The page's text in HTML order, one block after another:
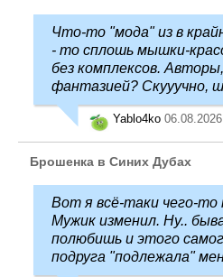
Что-то "мода" из в
- то сплошь мышки-
без комплексов.
фантазией?
Yablo4ko 06.08.2026
Брошенка в Синих Дубах
Вот я всё-таки чего-то
Мужик изменил. Ну..
полюбишь и этого
подруга "подлежала"